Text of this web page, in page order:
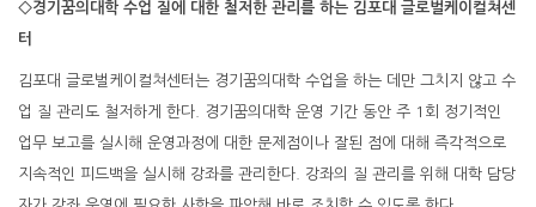
◇경기꿈의대학 수업 질에 대한 철저한 관리를 하는 김포대 글로벌케이컬쳐센
터
김포대 글로벌케이컬쳐센터는 경기꿈의대학 수업을 하는 데만 그치지 않고 수
업 질 관리도 철저하게 한다. 경기꿈의대학 운영 기간 동안 주 1회 정기적인
업무 보고를 실시해 운영과정에 대한 문제점이나 잘된 점에 대해 즉각적으로
지속적인 피드백을 실시해 강좌를 관리한다. 강좌의 질 관리를 위해 대학 담당